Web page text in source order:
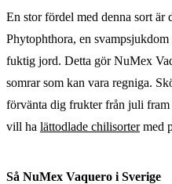
En stor fördel med denna sort är
Phytophthora, en
fuktig jord. Detta gör NuMex
somrar som kan vara regniga.
förvänta dig frukter från juli
vill ha lättodlade chilisortermed
Så NuMex Vaquero i Sverige